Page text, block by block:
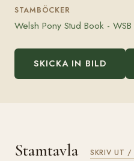
STAMBÖCKER
Welsh Pony Stud Book - WSB
SKICKA IN BILD
Stamtavla SKRIV UT /